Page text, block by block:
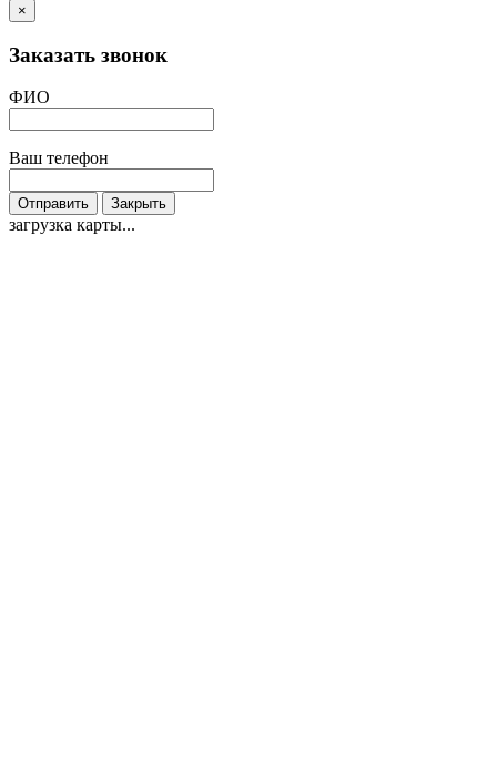
×
Заказать звонок
ФИО
Ваш телефон
Отправить Закрыть
загрузка карты...